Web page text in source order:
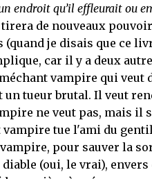
endroit qu’il effleurait ou
de nouveaux
je disais que ce
car il y a deux
vampire qui veut
un tueur brutal. Il veut
ne veut pas, mais il
vampire tue l'ami du
pour sauver la
(oui, le vrai),